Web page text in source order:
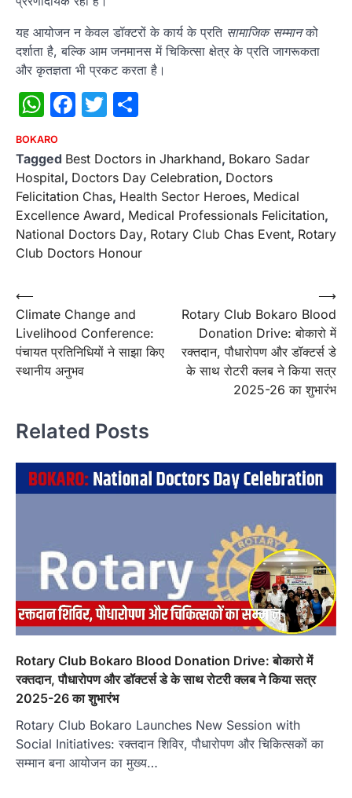
यह आयोजन न केवल डॉक्टरों के कार्य के प्रति सामाजिक सम्मानको
दर्शाता है, बल्कि आम जनमानस में चिकित्सा क्षेत्र के प्रति जागरूकता
और कृतज्ञता भी प्रकट करता है।
WhatsApp
Facebook
Twitter
BOKARO
Tagged Best Doctors in Jharkhand, Bokaro Sadar
Hospital, Doctors Day Celebration, Doctors
Felicitation Chas, Health Sector Heroes, Medical
Excellence Award, Medical Professionals Felicitation,
National Doctors Day, Rotary Club Chas Event, Rotary
Club Doctors Honour
Post
navigation
⟵
Climate Change and
Livelihood Conference:
पंचायत प्रतिनिधियों ने साझा किए
स्थानीय अनुभव
Rotary Club Bokaro Blood
Donation Drive: बोकारो में
रक्तदान, पौधारोपण और डॉक्टर्स डे
के साथ रोटरी क्लब ने किया सत्र
2025-26 का शुभारंभ
⟶
Related Posts
Rotary Club Bokaro Blood Donation Drive: बोकारो में
रक्तदान, पौधारोपण और डॉक्टर्स डे के साथ रोटरी क्लब ने किया सत्र
2025-26 का शुभारंभ
Rotary Club Bokaro Launches New Session with
Social Initiatives: रक्तदान शिविर, पौधारोपण और चिकित्सकों का
सम्मान बना आयोजन का मुख्य…